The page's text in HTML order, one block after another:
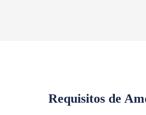
Requisitos de